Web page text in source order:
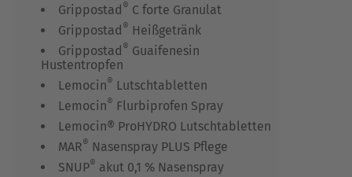
Grippostad ® C forte Granulat
Grippostad ® Heißgetränk
Grippostad ® Guaifenesin
Hustentropfen
Lemocin® Lutschtabletten
Lemocin® Flurbiprofen Spray
Lemocin® ProHYDRO Lutschtabletten
MAR® Nasenspray PLUS Pflege
SNUP® akut 0,1 % Nasenspray